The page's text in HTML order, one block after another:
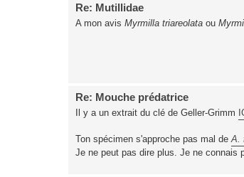
Re: Mutillidae
A mon avis Myrmilla triareolata ou
Re: Mouche prédatrice
Il y a un extrait du clé de Geller-Grimm
Ton spécimen s'approche pas mal deA.
Je ne peut pas dire plus. Je ne connais